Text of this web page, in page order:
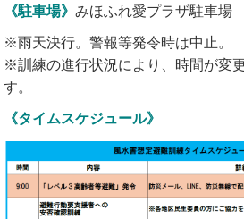
《駐車場》みほふれ愛プラザ駐車場
※雨天決行。警報等発令時は中止。
※訓練の進行状況により、時間が変
す。
《タイムスケジュール》